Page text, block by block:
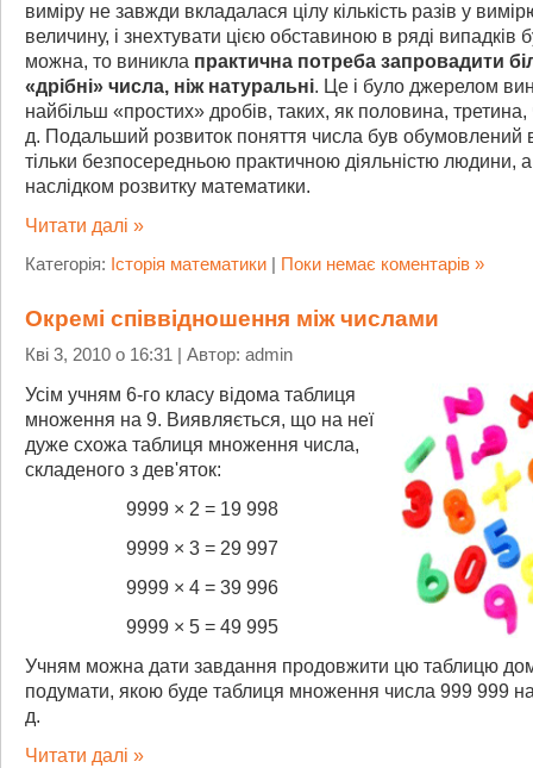
виміру не завжди вкладалася цілу кількість разів у
величину, і знехтувати цією обставиною в ряді випадків
можна, то виникла практична потреба запровадити
«дрібні» числа, ніж натуральні. Це і було джерелом
найбільш «простих» дробів, таких, як половина, третина,
д. Подальший розвиток поняття числа був обумовлений
тільки безпосередньою практичною діяльністю людини,
наслідком розвитку математики.
Читати далі »
Категорія: Історія математики Поки немає коментарів »
Окремі співвідношення між числами
Кві 3, 2010 о 16:31 | Автор: admin
Усім учням 6-го класу відома таблиця
множення на 9. Виявляється, що на неї
дуже схожа таблиця множення числа,
складеного з дев'яток:
9999 × 2 = 19 998
9999 × 3 = 29 997
9999 × 4 = 39 996
9999 × 5 = 49 995
Учням можна дати завдання продовжити цю таблицю
подумати, якою буде таблиця множення числа 999 999 на
д.
Читати далі »